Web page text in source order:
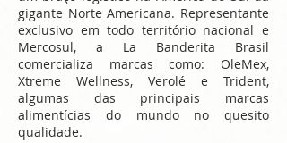
gigante Norte Americana. Representante
exclusivo em todo território nacional e
Mercosul, a La Banderita Brasil
comercializa marcas como: OleMex,
Xtreme Wellness, Verolé e Trident,
algumas das principais marcas
alimentícias do mundo no quesito
qualidade.